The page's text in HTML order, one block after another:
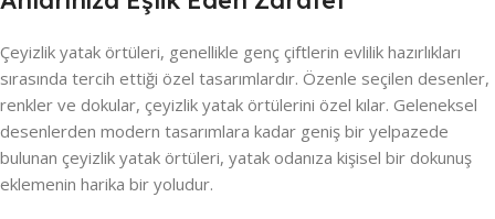
Çeyizlik yatak örtüleri, genellikle genç çiftlerin evlilik hazırlıkları
sırasında tercih ettiği özel tasarımlardır. Özenle seçilen desenler,
renkler ve dokular, çeyizlik yatak örtülerini özel kılar. Geleneksel
desenlerden modern tasarımlara kadar geniş bir yelpazede
bulunan çeyizlik yatak örtüleri, yatak odanıza kişisel bir dokunuş
eklemenin harika bir yoludur.